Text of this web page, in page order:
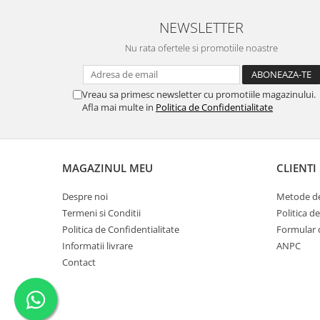
NEWSLETTER
Nu rata ofertele si promotiile noastre
Vreau sa primesc newsletter cu promotiile magazinului.
Afla mai multe in Politica de Confidentialitate
MAGAZINUL MEU
Despre noi
Termeni si Conditii
Politica de Confidentialitate
Informatii livrare
Contact
CLIENTI
Metode
Politica
Formular
ANPC